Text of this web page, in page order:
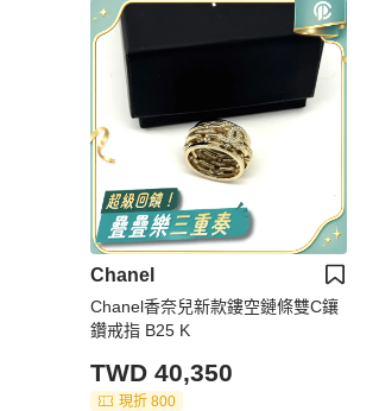
Chanel
Chanel香奈兒新款鏤空鏈條雙C鑲
鑽戒指 B25 K
TWD 40,350
現折 800